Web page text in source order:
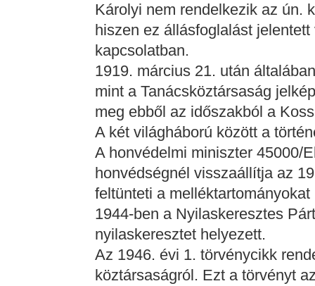
Károlyi nem rendelkezik az ún.
hiszen ez állásfoglalást
kapcsolatban.
1919. március 21. után
mint a Tanácsköztársaság
meg ebből az időszakból a
A két világháború között a
A honvédelmi miniszter 45000/
honvédségnél visszaállítja az
feltünteti a melléktartományokat
1944-ben a Nyilaskeresztes
nyilaskeresztet helyezett.
Az 1946. évi 1. törvénycikk
köztársaságról. Ezt a törvényt